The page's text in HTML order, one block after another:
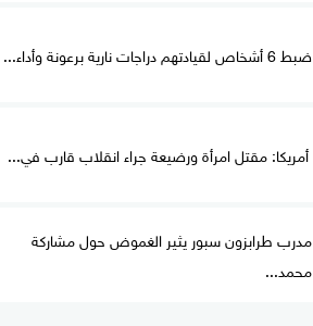
ضبط 6 أشخاص لقيادتهم دراجات نارية برعونة وأداء...
أمريكا: مقتل امرأة ورضيعة جراء انقلاب قارب في...
مدرب طرابزون سبور يثير الغموض حول مشاركة
محمد...